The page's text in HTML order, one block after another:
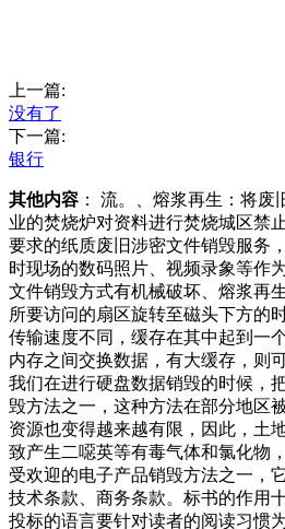
上一篇:
没有了
下一篇:
银行
其他内容 ： 流。、熔浆再生：将
业的焚烧炉对资料进行焚烧城区禁
要求的纸质废旧涉密文件销毁服务
时现场的数码照片、视频录象等作
文件销毁方式有机械破坏、熔浆再
所要访问的扇区旋转至磁头下方的
传输速度不同，缓存在其中起到一
内存之间交换数据，有大缓存，则
我们在进行硬盘数据销毁的时候，
毁方法之一，这种方法在部分地区
资源也变得越来越有限，因此，土
致产生二噁英等有毒气体和氯化物
受欢迎的电子产品销毁方法之一，
技术条款、商务条款。标书的作用
投标的语言要针对读者的阅读习惯